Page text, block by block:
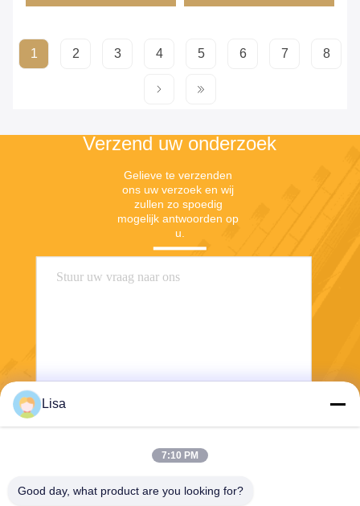
1 2 3 4 5 6 7 8
Verzend uw onderzoek
Gelieve te verzenden
ons uw verzoek en wij
zullen zo spoedig
mogelijk antwoorden op
u.
Lisa
7:10 PM
Good day, what product are you looking for?